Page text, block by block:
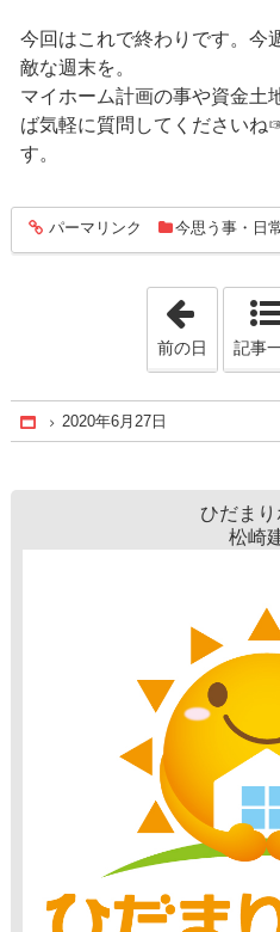
今回はこれで終わりです。今
敵な週末を。
マイホーム計画の事や資金土
ば気軽に質問してくださいね
す。
entry289
パーマリンク 今思う事・日
「
前の日 記事
Home
2020年6月27日
ひだまり
松崎